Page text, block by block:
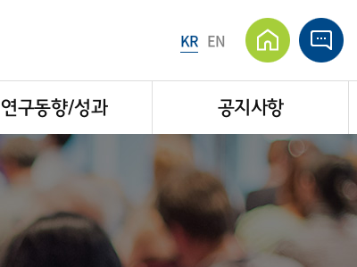
KR EN
연구동향/성과 공지사항